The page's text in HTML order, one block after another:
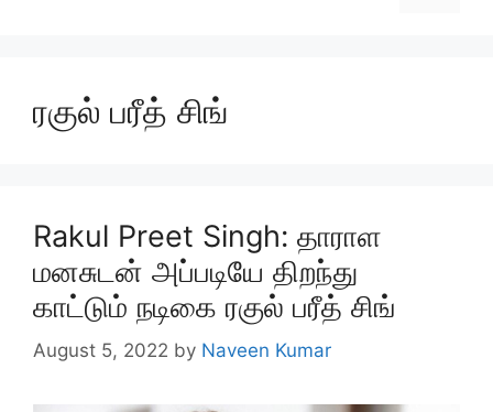
ரகுல் பரீத் சிங்
Rakul Preet Singh: தாராள
மனசுடன் அப்படியே திறந்து
காட்டும் நடிகை ரகுல் பரீத் சிங்
August 5, 2022 by Naveen Kumar